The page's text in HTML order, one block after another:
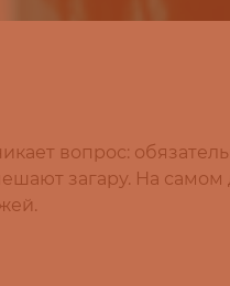
вопрос:
загару. На